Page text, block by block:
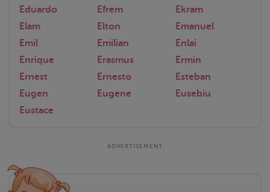
Eduardo
Efrem
Ekram
Elam
Elton
Emanuel
Emil
Emilian
Enlai
Enrique
Erasmus
Ermin
Ernest
Ernesto
Esteban
Eugen
Eugene
Eusebiu
Eustace